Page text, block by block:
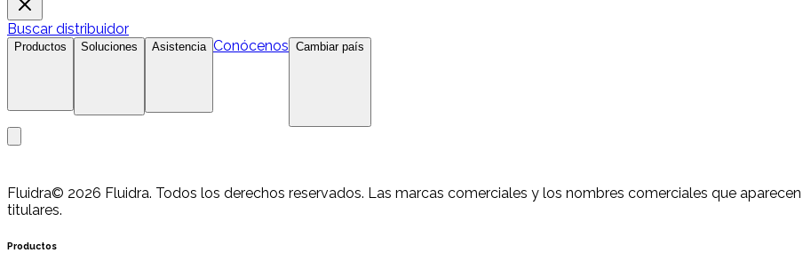
Buscar distribuidor
Productos Soluciones Asistencia Conócenos Cambiar país
Fluidra© 2026 Fluidra. Todos los derechos reservados. Las marcas comerciales y los nombres comerciales que
titulares.
Productos